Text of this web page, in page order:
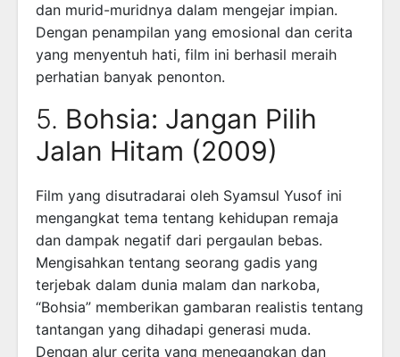
dan murid-muridnya dalam mengejar impian.
Dengan penampilan yang emosional dan cerita
yang menyentuh hati, film ini berhasil meraih
perhatian banyak penonton.
5. Bohsia: Jangan Pilih
Jalan Hitam (2009)
Film yang disutradarai oleh Syamsul Yusof ini
mengangkat tema tentang kehidupan remaja
dan dampak negatif dari pergaulan bebas.
Mengisahkan tentang seorang gadis yang
terjebak dalam dunia malam dan narkoba,
“Bohsia” memberikan gambaran realistis tentang
tantangan yang dihadapi generasi muda.
Dengan alur cerita yang menegangkan dan